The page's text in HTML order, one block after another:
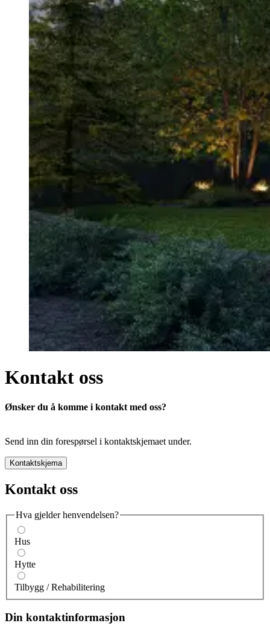
Kontakt oss
Ønsker du å komme i kontakt med oss?
Send inn din forespørsel i kontaktskjemaet under.
Kontaktskjema
Kontakt oss
Hva gjelder henvendelsen?
Hus
Hytte
Tilbygg / Rehabilitering
Din kontaktinformasjon